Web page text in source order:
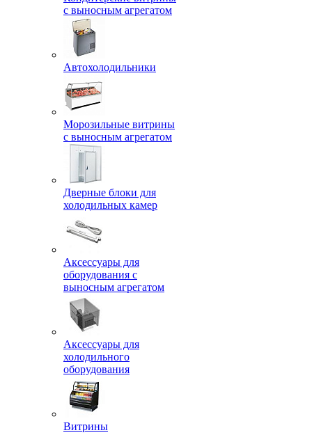
с выносным агрегатом
Автохолодильники
Морозильные витрины
с выносным агрегатом
Дверные блоки для
холодильных камер
Аксессуары для
оборудования с
выносным агрегатом
Аксессуары для
холодильного
оборудования
Витрины